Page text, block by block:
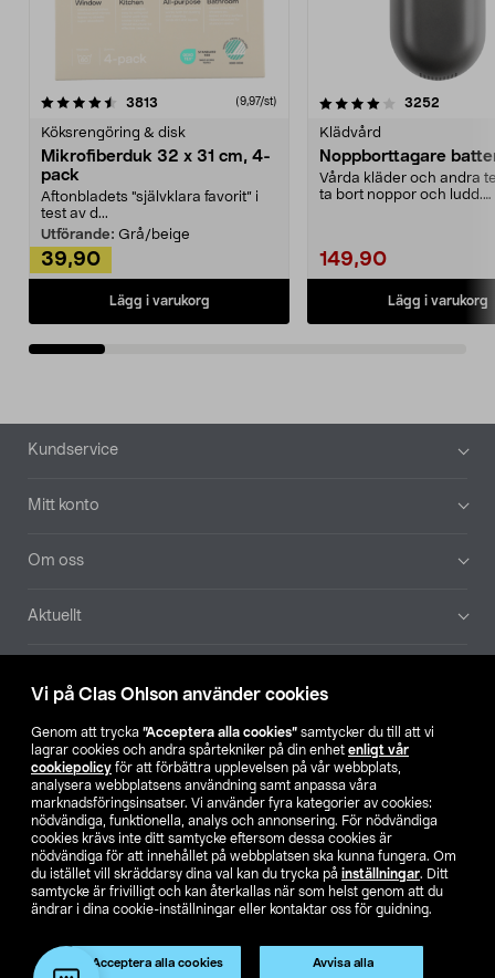
Vi på Clas Ohlson använder cookies
Genom att trycka ”Acceptera alla cookies” samtycker du till att vi
lagrar cookies och andra spårtekniker på din enhet enligt vår
cookiepolicy för att förbättra upplevelsen på vår webbplats,
analysera webbplatsens användning samt anpassa våra
marknadsföringsinsatser. Vi använder fyra kategorier av cookies:
nödvändiga, funktionella, analys och annonsering. För nödvändiga
cookies krävs inte ditt samtycke eftersom dessa cookies är
nödvändiga för att innehållet på webbplatsen ska kunna fungera. Om
du istället vill skräddarsy dina val kan du trycka på inställningar. Ditt
samtycke är frivilligt och kan återkallas när som helst genom att du
ändrar i dina cookie-inställningar eller kontaktar oss för guidning.
Acceptera alla cookies Avvisa alla
Produkten har utgått
3813 (9,97/st)
Köksrengöring & disk
Mikrofiberduk 32 x 31 cm, 4-
pack
Aftonbladets "självklara favorit” i
test av d...
Utförande: Grå/beige
39,90
Lägg i varukorg
4.0av 5 stjärnor 3252
Klädvård
Noppborttagare
Vårda kläder och andra
ta bort noppor och ludd.
149,90
Lägg i varukorg
4.5av 5 stjärnor
Sidfot
Kundservice
Mitt konto
Om oss
Aktuellt
Hitta butik
SE NO FI
Ändra till priser exklusive moms